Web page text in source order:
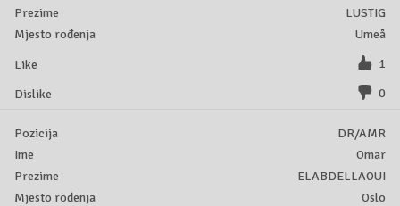
LUSTIG
Umeå
1
0
DR/AMR
Omar
ELABDELLAOUI
Oslo